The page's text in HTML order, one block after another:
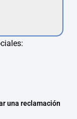
una reclamación